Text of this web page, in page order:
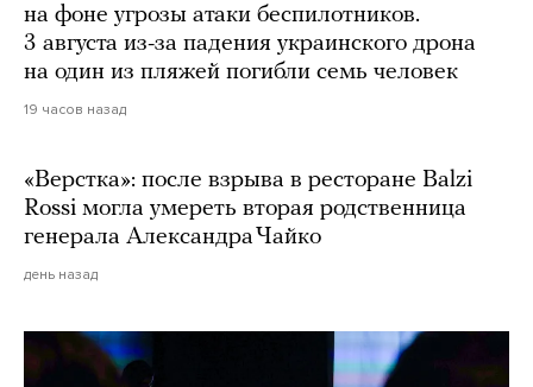
на фоне угрозы атаки беспилотников.
3 августа из-за падения украинского дрона
на один из пляжей погибли семь человек
19 часов назад
«Верстка»: после взрыва в ресторане Balzi
Rossi могла умереть вторая родственница
генерала Александра Чайко
день назад